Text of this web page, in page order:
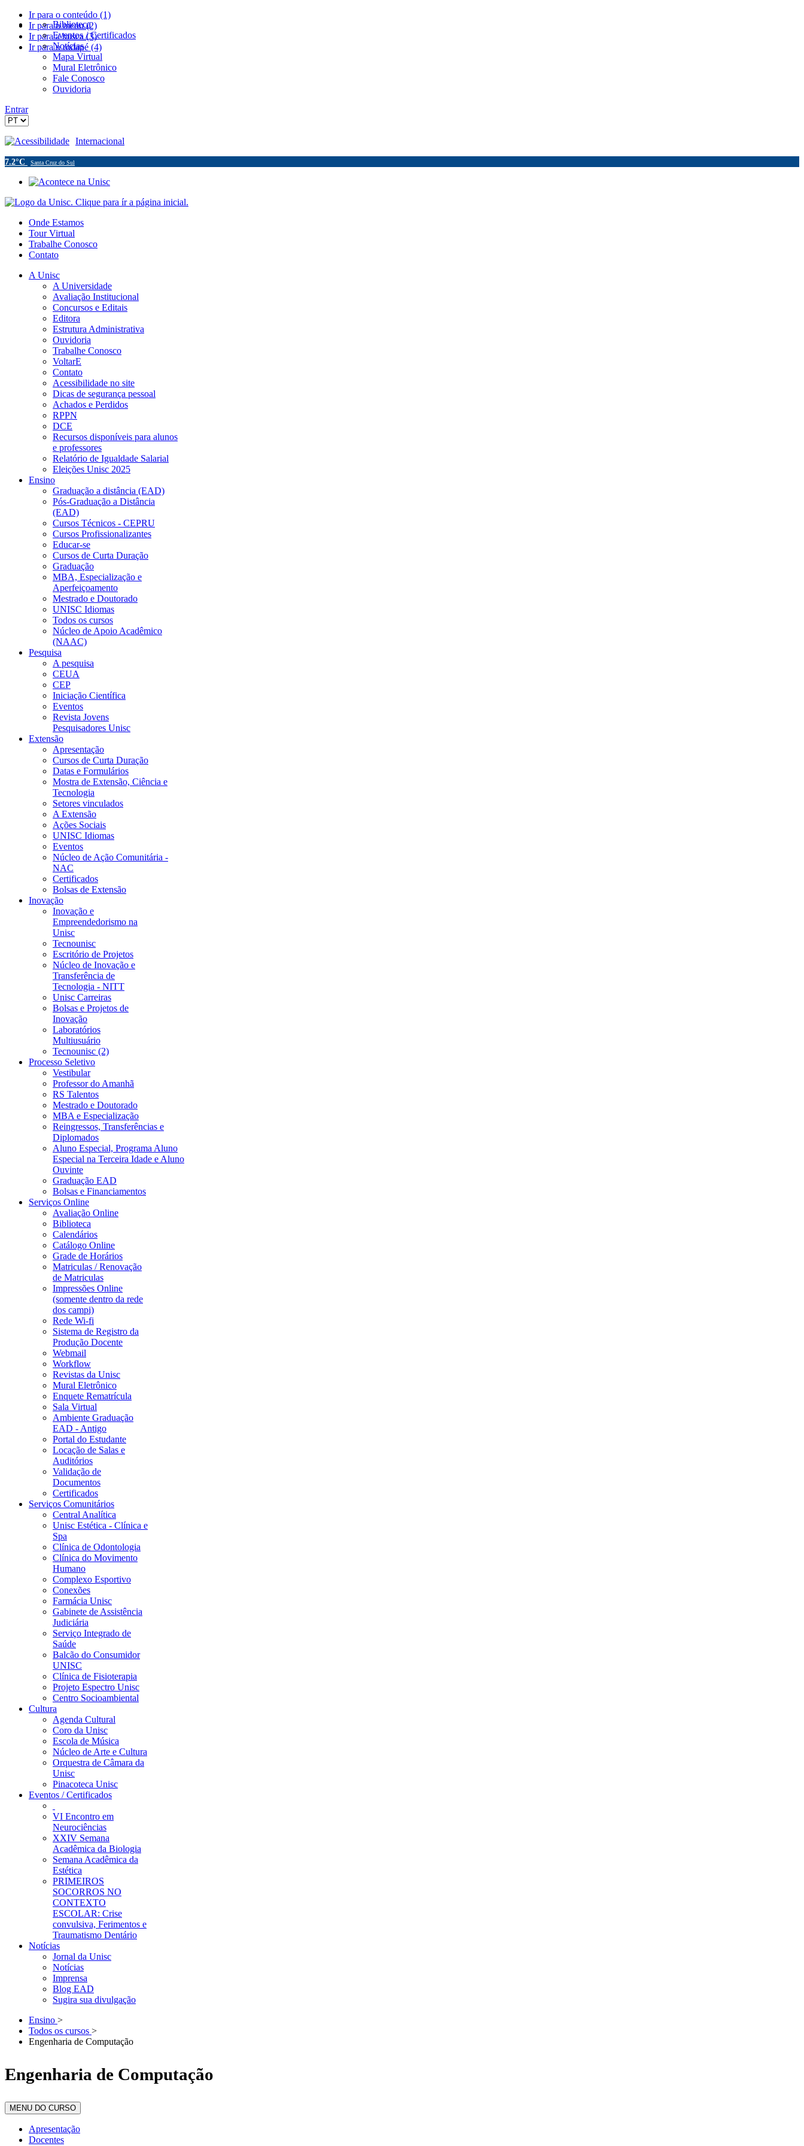
Ir para o conteúdo (1)
Ir para o menu (2)
Ir para a busca (3)
Ir para o rodapé (4)
Biblioteca
Eventos / Certificados
Notícias
Mapa Virtual
Mural Eletrônico
Fale Conosco
Ouvidoria
Entrar
Acessibilidade Internacional
7.2°C Santa Cruz do Sul
Onde Estamos
Tour Virtual
Trabalhe Conosco
Contato
A Unisc
A Universidade
Avaliação Institucional
Concursos e Editais
Editora
Estrutura Administrativa
Ouvidoria
Trabalhe Conosco
VoltarE
Contato
Acessibilidade no site
Dicas de segurança pessoal
Achados e Perdidos
RPPN
DCE
Recursos disponíveis para alunos
e professores
Relatório de Igualdade Salarial
Eleições Unisc 2025
Ensino
Graduação a distância (EAD)
Pós-Graduação a Distância
(EAD)
Cursos Técnicos - CEPRU
Cursos Profissionalizantes
Educar-se
Cursos de Curta Duração
Graduação
MBA, Especialização e
Aperfeiçoamento
Mestrado e Doutorado
UNISC Idiomas
Todos os cursos
Núcleo de Apoio Acadêmico
(NAAC)
Pesquisa
A pesquisa
CEUA
CEP
Iniciação Científica
Eventos
Revista Jovens
Pesquisadores Unisc
Extensão
Apresentação
Cursos de Curta Duração
Datas e Formulários
Mostra de Extensão, Ciência e
Tecnologia
Setores vinculados
A Extensão
Ações Sociais
UNISC Idiomas
Eventos
Núcleo de Ação Comunitária -
NAC
Certificados
Bolsas de Extensão
Inovação
Inovação e
Empreendedorismo na
Unisc
Tecnounisc
Escritório de Projetos
Núcleo de Inovação e
Transferência de
Tecnologia - NITT
Unisc Carreiras
Bolsas e Projetos de
Inovação
Laboratórios
Multiusuário
Tecnounisc (2)
Processo Seletivo
Vestibular
Professor do Amanhã
RS Talentos
Mestrado e Doutorado
MBA e Especialização
Reingressos, Transferências e
Diplomados
Aluno Especial, Programa Aluno
Especial na Terceira Idade e Aluno
Ouvinte
Graduação EAD
Bolsas e Financiamentos
Serviços Online
Avaliação Online
Biblioteca
Calendários
Catálogo Online
Grade de Horários
Matriculas / Renovação
de Matriculas
Impressões Online
(somente dentro da rede
dos campi)
Rede Wi-fi
Sistema de Registro da
Produção Docente
Webmail
Workflow
Revistas da Unisc
Mural Eletrônico
Enquete Rematrícula
Sala Virtual
Ambiente Graduação
EAD - Antigo
Portal do Estudante
Locação de Salas e
Auditórios
Validação de
Documentos
Certificados
Serviços Comunitários
Central Analítica
Unisc Estética - Clínica e
Spa
Clínica de Odontologia
Clínica do Movimento
Humano
Complexo Esportivo
Conexões
Farmácia Unisc
Gabinete de Assistência
Judiciária
Serviço Integrado de
Saúde
Balcão do Consumidor
UNISC
Clínica de Fisioterapia
Projeto Espectro Unisc
Centro Socioambiental
Cultura
Agenda Cultural
Coro da Unisc
Escola de Música
Núcleo de Arte e Cultura
Orquestra de Câmara da
Unisc
Pinacoteca Unisc
Eventos / Certificados
VI Encontro em
Neurociências
XXIV Semana
Acadêmica da Biologia
Semana Acadêmica da
Estética
PRIMEIROS
SOCORROS NO
CONTEXTO
ESCOLAR: Crise
convulsiva, Ferimentos e
Traumatismo Dentário
Notícias
Jornal da Unisc
Notícias
Imprensa
Blog EAD
Sugira sua divulgação
Ensino >
Todos os cursos >
Engenharia de Computação
Engenharia de Computação
MENU DO CURSO
Apresentação
Docentes